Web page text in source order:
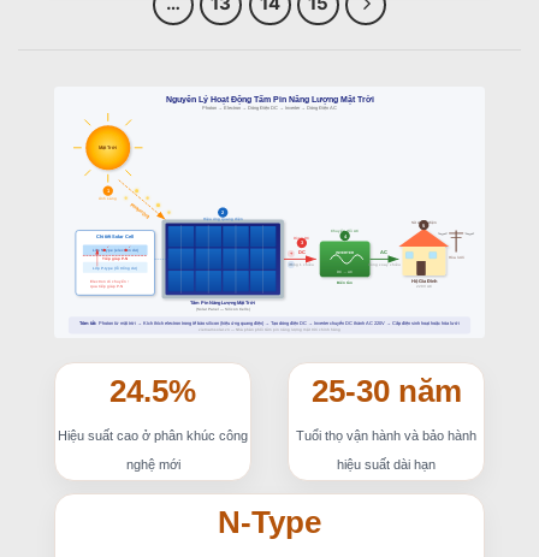
24.5%
Hiệu suất cao ở phân khúc công
nghệ mới
25-30 năm
Tuổi thọ vận hành và bảo hành
hiệu suất dài hạn
N-Type